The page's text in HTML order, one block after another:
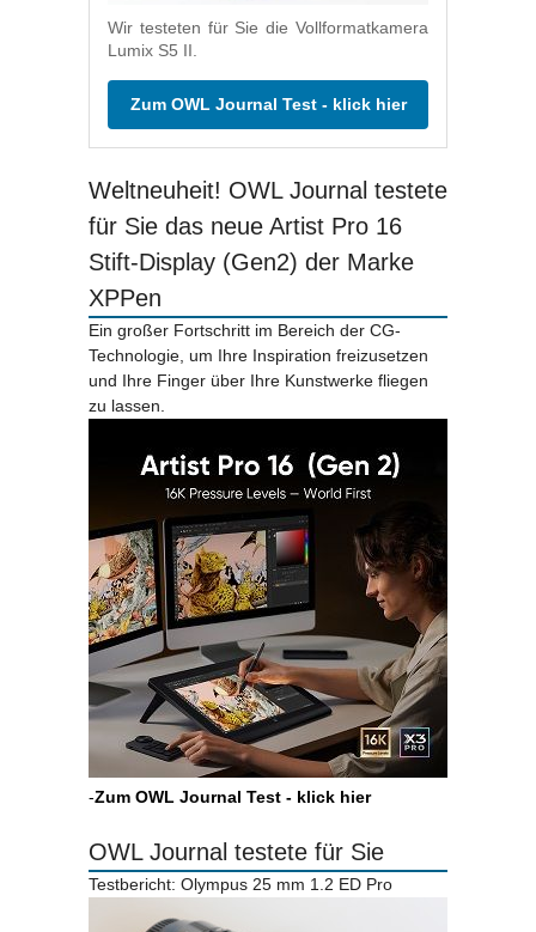
Wir testeten für Sie die Vollformatkamera
Lumix S5 II.
Zum OWL Journal Test - klick hier
Weltneuheit! OWL Journal testete
für Sie das neue Artist Pro 16
Stift-Display (Gen2) der Marke
XPPen
Ein großer Fortschritt im Bereich der CG-
Technologie, um Ihre Inspiration freizusetzen
und Ihre Finger über Ihre Kunstwerke fliegen
zu lassen.
-Zum OWL Journal Test - klick hier
OWL Journal testete für Sie
Testbericht: Olympus 25 mm 1.2 ED Pro